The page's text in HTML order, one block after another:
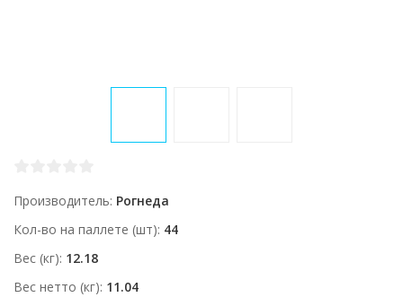
Производитель Рогнеда
Кол-во на паллете (шт) 44
Вес (кг) 12.18
Вес нетто (кг) 11.04